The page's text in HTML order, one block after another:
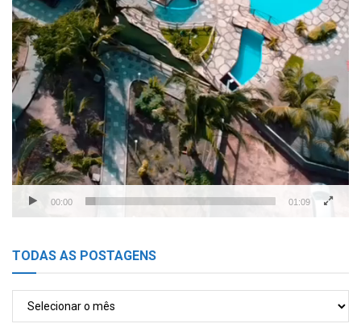
00:00 01:09
TODAS AS POSTAGENS
TODAS